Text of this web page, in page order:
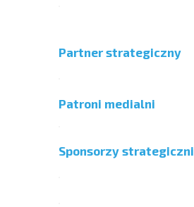
Partner strategiczny
Patroni medialni
Sponsorzy strategiczni